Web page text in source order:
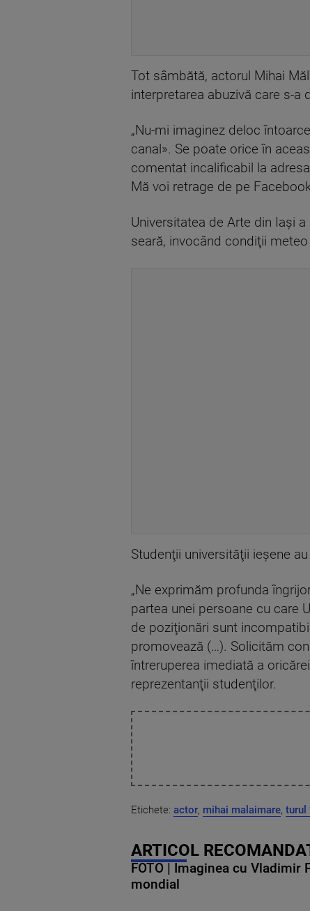
Tot sâmbătă, actorul Mihai
interpretarea abuzivă care s-a
„Nu-mi imaginez deloc
canal». Se poate orice în
comentat incalificabil la
Mă voi retrage de pe
Universitatea de Arte din Iaşi
seară, invocând condiţii
Studenţii universităţii ieşene
„Ne exprimăm profunda
partea unei persoane cu care
de poziţionări sunt
promovează (…). Solicităm
întreruperea imediată a
reprezentanţii studenţilor.
Etichete: actor, mihai malaimare, turul
ARTICOL
FOTO | Imaginea cu
mondial